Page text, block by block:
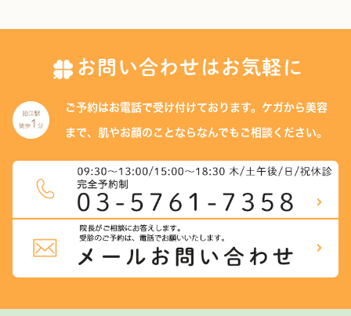
お問い合わせはお気軽に
ご予約はお電話で受け付けております。ケガから美容
まで、肌やお顔のことなら なんでもご相談ください。